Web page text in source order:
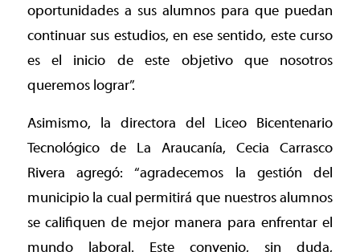
oportunidades a sus alumnos para que puedan
continuar sus estudios, en ese sentido, este curso
es el inicio de este objetivo que nosotros
queremos lograr”.
Asimismo, la directora del Liceo Bicentenario
Tecnológico de La Araucanía, Cecia Carrasco
Rivera agregó: “agradecemos la gestión del
municipio la cual permitirá que nuestros alumnos
se califiquen de mejor manera para enfrentar el
mundo laboral. Este convenio, sin duda,